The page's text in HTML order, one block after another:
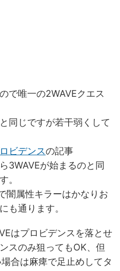
で唯一の2WAVEクエス
同じですが若干弱くして
ビデンスの記事
3WAVEが始まるのと同
。
闇属性キラーはかなりお
も通ります。
はプロビデンスを落とせ
スのみ狙ってもOK、但
合は麻痺で足止めしてタ